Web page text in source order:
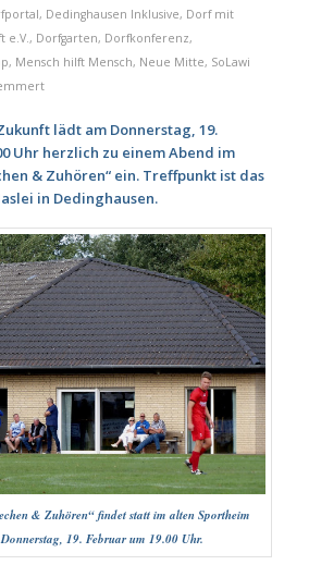
, Dedinghausen Inklusive, Dorf mit
e.V. , Dorfgarten, Dorfkonferenz,
, Mensch hilft Mensch, Neue Mitte, SoLawi
lädt am Donnerstag, 19.
Uhr herzlich zu einem Abend im
& Zuhören“ ein. Treffpunkt ist das
in Dedinghausen.
& Zuhören“ findet statt im alten Sportheim
19. Februar um 19.00 Uhr.